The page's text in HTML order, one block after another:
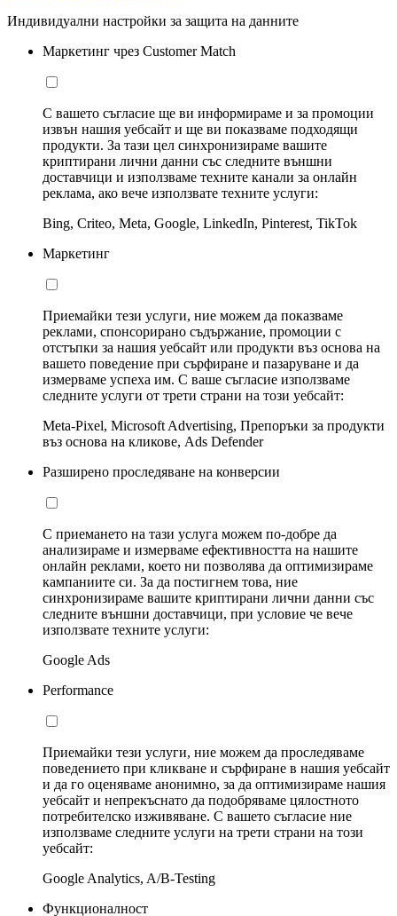
Индивидуални настройки за защита на данните
Маркетинг чрез Customer Match
С вашето съгласие ще ви информираме и за промоции
извън нашия уебсайт и ще ви показваме подходящи
продукти. За тази цел синхронизираме вашите
криптирани лични данни със следните външни
доставчици и използваме техните канали за онлайн
реклама, ако вече използвате техните услуги:
Bing, Criteo, Meta, Google, LinkedIn, Pinterest, TikTok
Маркетинг
Приемайки тези услуги, ние можем да показваме
реклами, спонсорирано съдържание, промоции с
отстъпки за нашия уебсайт или продукти въз основа на
вашето поведение при сърфиране и пазаруване и да
измерваме успеха им. С ваше съгласие използваме
следните услуги от трети страни на този уебсайт:
Meta-Pixel, Microsoft Advertising, Препоръки за продукти
въз основа на кликове, Ads Defender
Разширено проследяване на конверсии
С приемането на тази услуга можем по-добре да
анализираме и измерваме ефективността на нашите
онлайн реклами, което ни позволява да оптимизираме
кампаниите си. За да постигнем това, ние
синхронизираме вашите криптирани лични данни със
следните външни доставчици, при условие че вече
използвате техните услуги:
Google Ads
Performance
Приемайки тези услуги, ние можем да проследяваме
поведението при кликване и сърфиране в нашия уебсайт
и да го оценяваме анонимно, за да оптимизираме нашия
уебсайт и непрекъснато да подобряваме цялостното
потребителско изживяване. С вашето съгласие ние
използваме следните услуги на трети страни на този
уебсайт:
Google Analytics, A/B-Testing
Функционалност